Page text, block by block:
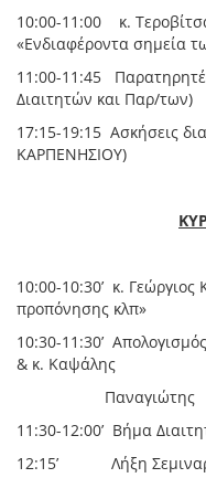
10:00-11:00 κ.
«Ενδιαφέροντα σημεία
11:00-11:45
Διαιτητών και Παρ/των)
17:15-19:15 Ασκήσεις
ΚΑΡΠΕΝΗΣΙΟΥ)
10:00-10:30’ κ.
προπόνησης κλπ»
10:30-11:30’
& κ. Καψάλης
Παναγιώτης
11:30-12:00’ Βήμα
12:15’ Λήξη